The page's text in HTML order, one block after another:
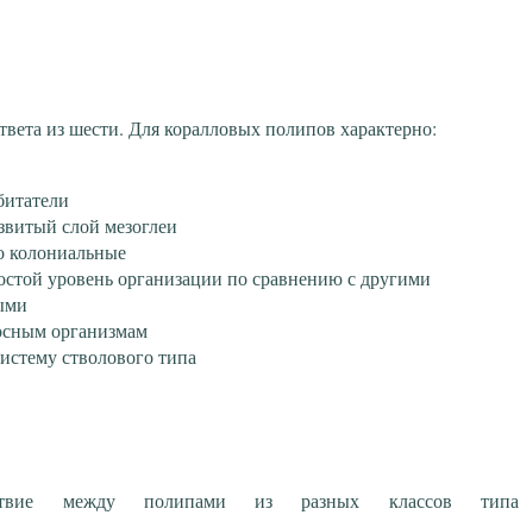
из шести. Для коралловых полипов характерно:
слой мезоглеи
уровень организации по сравнению с другими
организмам
стволового типа
между полипами из разных классов типа